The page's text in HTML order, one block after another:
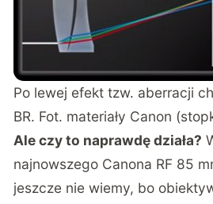
Po lewej efekt tzw. aberracji
BR. Fot. materiały Canon
Ale czy to naprawdę działa?
najnowszego Canona RF 85
jeszcze nie wiemy, bo